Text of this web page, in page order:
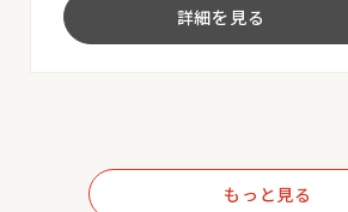
詳細を見る
もっと見る